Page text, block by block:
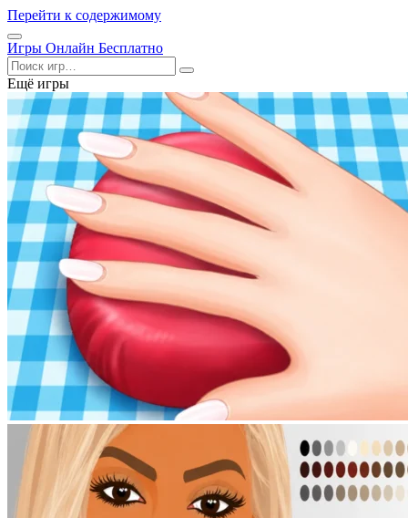
Перейти к содержимому
Открыть
меню
Игры Онлайн Бесплатно
Поиск
Ещё игры